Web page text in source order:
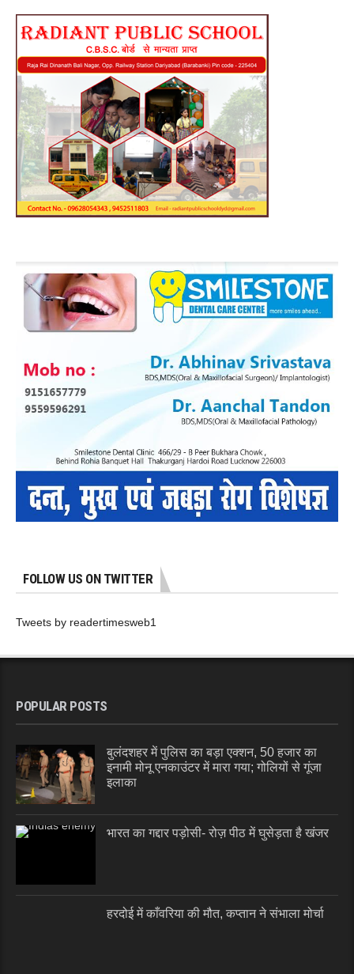
FOLLOW US ON TWITTER
Tweets by readertimesweb1
POPULAR POSTS
बुलंदशहर में पुलिस का बड़ा एक्शन, 50 हजार का
इनामी मोनू एनकाउंटर में मारा गया; गोलियों से गूंजा
इलाका
भारत का गद्दार पड़ोसी- रोज़ पीठ में घुसेड़ता है खंजर
हरदोई में काँवरिया की मौत, कप्तान ने संभाला मोर्चा